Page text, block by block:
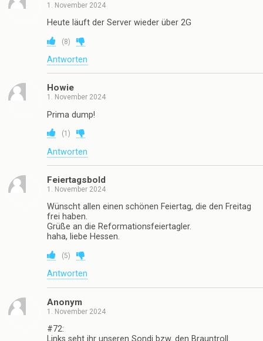
73 Antworten
1. November 2024
(10)
Antworten
1. November 2024
(8)
Antworten
Howie
Prima dump!
(1)
Antworten
Feiertagsbold
1. November 2024